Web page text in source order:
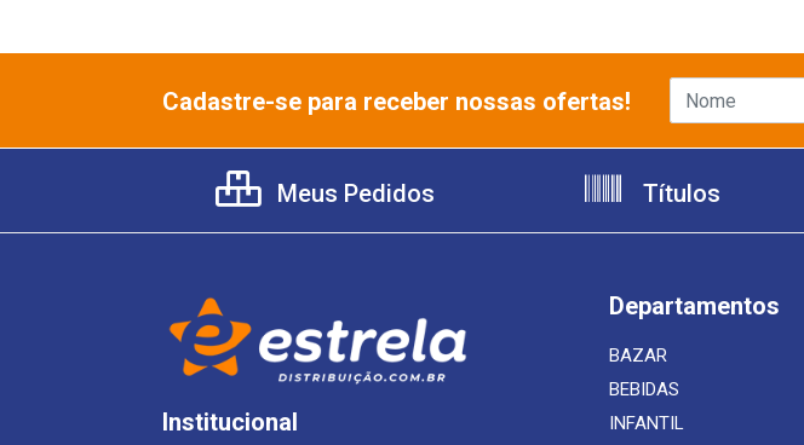
Cadastre-se para receber nossas ofertas!
Meus Pedidos Títulos
Institucional
Departamentos
BAZAR
BEBIDAS
INFANTIL